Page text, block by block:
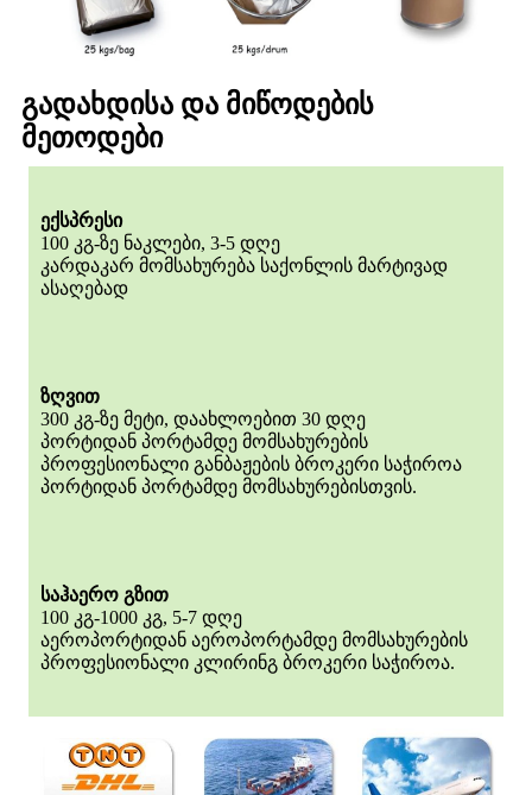
გადახდისა და მიწოდების
მეთოდები
ექსპრესი
100 კგ-ზე ნაკლები, 3-5 დღე
კარდაკარ მომსახურება საქონლის მარტივად
ასაღებად
ზღვით
300 კგ-ზე მეტი, დაახლოებით 30 დღე
პორტიდან პორტამდე მომსახურების
პროფესიონალი განბაჟების ბროკერი საჭიროა
პორტიდან პორტამდე მომსახურებისთვის.
საჰაერო გზით
100 კგ-1000 კგ, 5-7 დღე
აეროპორტიდან აეროპორტამდე მომსახურების
პროფესიონალი კლირინგ ბროკერი საჭიროა.